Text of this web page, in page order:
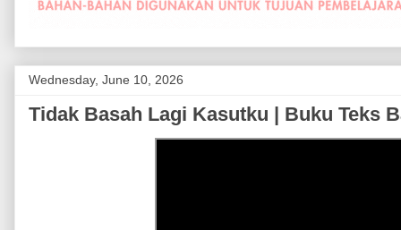
Wednesday, June 10, 2026
Tidak Basah Lagi Kasutku | Buku Teks